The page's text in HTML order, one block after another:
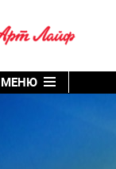
МЕНЮ